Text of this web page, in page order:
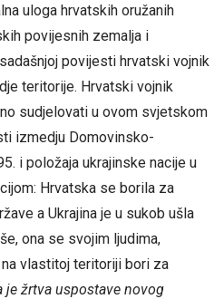
uloga hrvatskih oružanih
povijesnih zemalja i
povijesti hrvatski vojnik
teritorije. Hrvatski vojnik
sudjelovati u ovom svjetskom
izmedju Domovinsko-
i položaja ukrajinske nacije u
Hrvatska se borila za
a Ukrajina je u sukob ušla
ona se svojim ljudima,
vlastitoj teritoriji bori za
je žrtva uspostave novog